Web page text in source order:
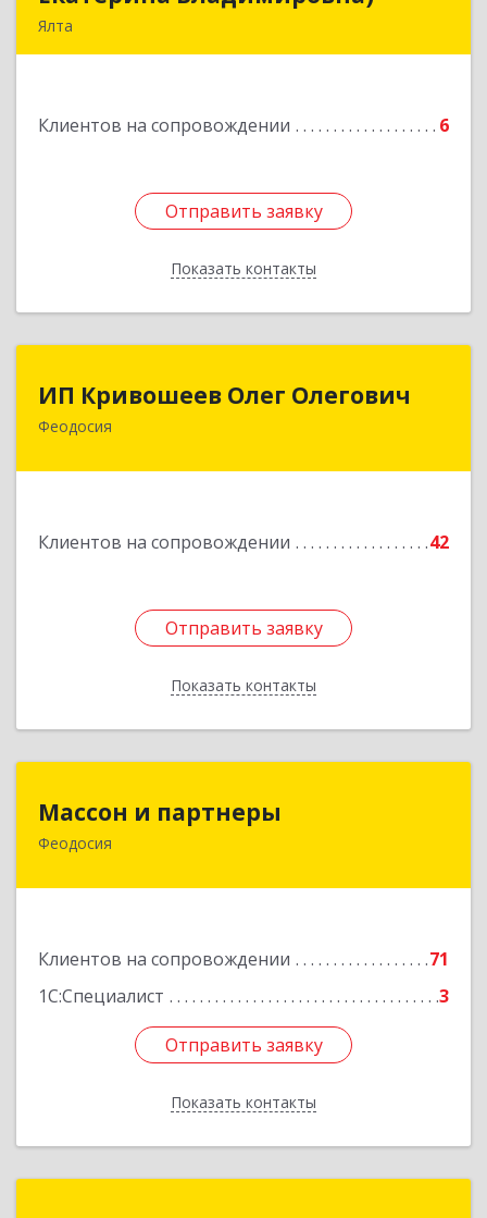
Ялта
Клиентов на сопровождении 6
Отправить заявку
Показать контакты
Отправить заявку
Назад
ИП Кривошеев Олег Олегович
Феодосия
Клиентов на сопровождении 42
Отправить заявку
Показать контакты
Отправить заявку
Назад
Массон и партнеры
Феодосия
Клиентов на сопровождении
71
1С:Специалист
3
Отправить заявку
Показать контакты
298112, Крым Респ, Феодосия г, Крымская ул,
Отправить заявку
Назад